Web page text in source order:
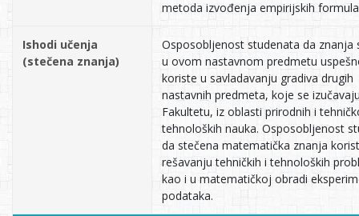
metoda izvođenja empirijskih
Ishodi učenja
(stečena znanja)
Osposobljenost studenata da znanja
u ovom nastavnom predmetu
koriste u savladavanju gradiva drugih
nastavnih predmeta, koje se
Fakultetu, iz oblasti prirodnih i
tehnoloških nauka. Osposobljenost
da stečena matematička znanja
rešavanju tehničkih i tehnoloških
kao i u matematičkoj obradi
podataka.